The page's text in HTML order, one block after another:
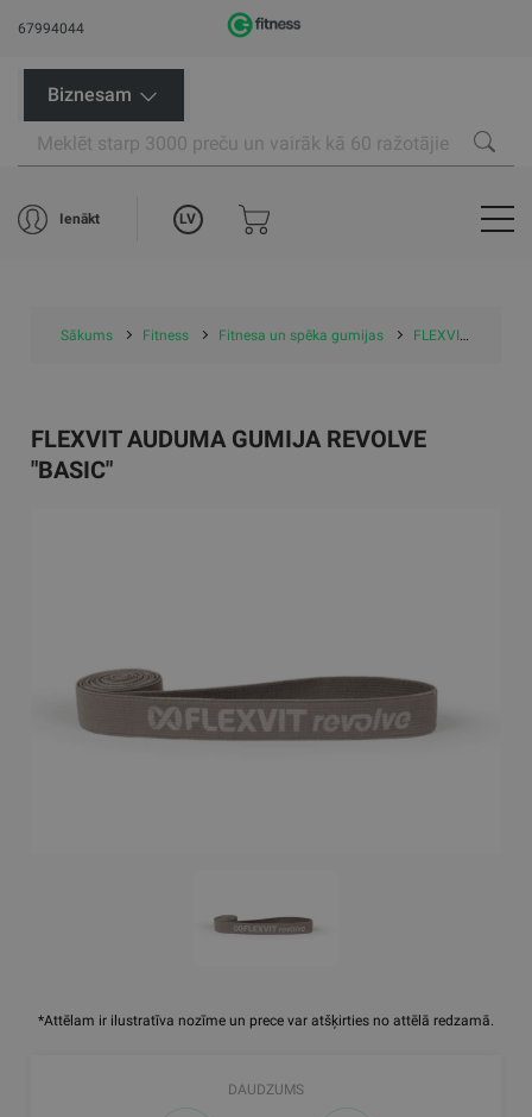
67994044
Biznesam
Ienākt LV
Sākums Fitness Fitnesa un spēka gumijas FLEXVIT treniņu gumijas
*Attēlam ir ilustratīva nozīme un prece var atšķirties no attēlā redzamā.
FLEXVIT AUDUMA GUMIJA REVOLVE
"BASIC"
DAUDZUMS